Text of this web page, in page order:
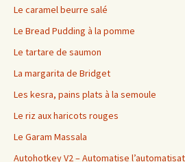
Le caramel beurre salé
Le Bread Pudding à la pomme
Le tartare de saumon
La margarita de Bridget
Les kesra, pains plats à la semoule
Le riz aux haricots rouges
Le Garam Massala
Autohotkey V2 – Automatise